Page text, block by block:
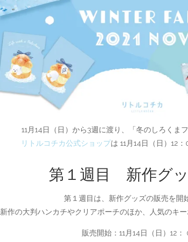
11月14日（日）から3週に渡り、「冬のしろくま
リトルコチカ公式ショップは 11月14日（日）12
第１週目 新作グ
第１週目は、新作グッズの販売を開
新作の大判ハンカチやクリアポーチのほか、人気のキー
販売開始：11月14日（日）12：